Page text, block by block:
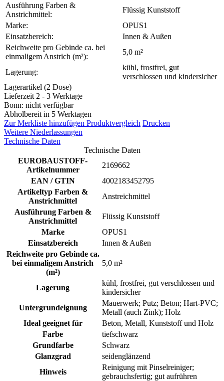
Ausführung Farben &
Anstrichmittel:
Flüssig Kunststoff
Marke:
OPUS1
Einsatzbereich:
Innen & Außen
Reichweite pro Gebinde ca. bei
einmaligem Anstrich (m²):
5,0 m²
Lagerung:
kühl, frostfrei, gut
verschlossen und kindersicher
Lagerartikel (2 Dose)
Lieferzeit 2 - 3 Werktage
Bonn: nicht verfügbar
Abholbereit in 5 Werktagen
Zur Merkliste hinzufügen Produktvergleich Drucken
Weitere Niederlassungen
Technische Daten
Technische Daten
EUROBAUSTOFF-
Artikelnummer
2169662
EAN / GTIN
4002183452795
Artikeltyp Farben &
Anstrichmittel
Anstreichmittel
Ausführung Farben &
Anstrichmittel
Flüssig Kunststoff
Marke
OPUS1
Einsatzbereich
Innen & Außen
Reichweite pro Gebinde ca.
bei einmaligem Anstrich
(m²)
5,0 m²
Lagerung
kühl, frostfrei, gut verschlossen und
kindersicher
Untergrundeignung
Mauerwerk; Putz; Beton; Hart-PVC;
Metall (auch Zink); Holz
Ideal geeignet für
Beton, Metall, Kunststoff und Holz
Farbe
tiefschwarz
Grundfarbe
Schwarz
Glanzgrad
seidenglänzend
Hinweis
Reinigung mit Pinselreiniger;
gebrauchsfertig; gut aufrühren